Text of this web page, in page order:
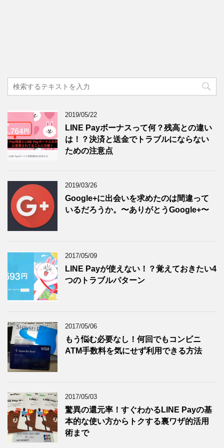
2019/05/22
LINE Payボーナスって何？残高との違い
は！？決済と送金でトラブルにならない
ための注意点
2019/03/26
Google+に出会いを求めたのは間違って
いるだろうか。〜ありがとうGoogle+〜
2017/05/09
LINE Payが使えない！？覚えておきたい4
つのトラブルパターン
2017/05/06
もう悩む必要なし！何回でもコンビニ
ATM手数料を気にせず利用できる方法
2017/05/03
驚異の還元率！すぐわかるLINE Payの基
本的な使い方からトクする裏ワザ的活用
術まで